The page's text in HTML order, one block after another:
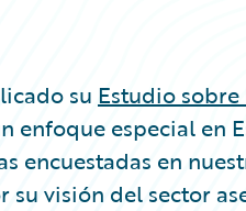
su Estudio
enfoque especial en
encuestadas en
visión del sector